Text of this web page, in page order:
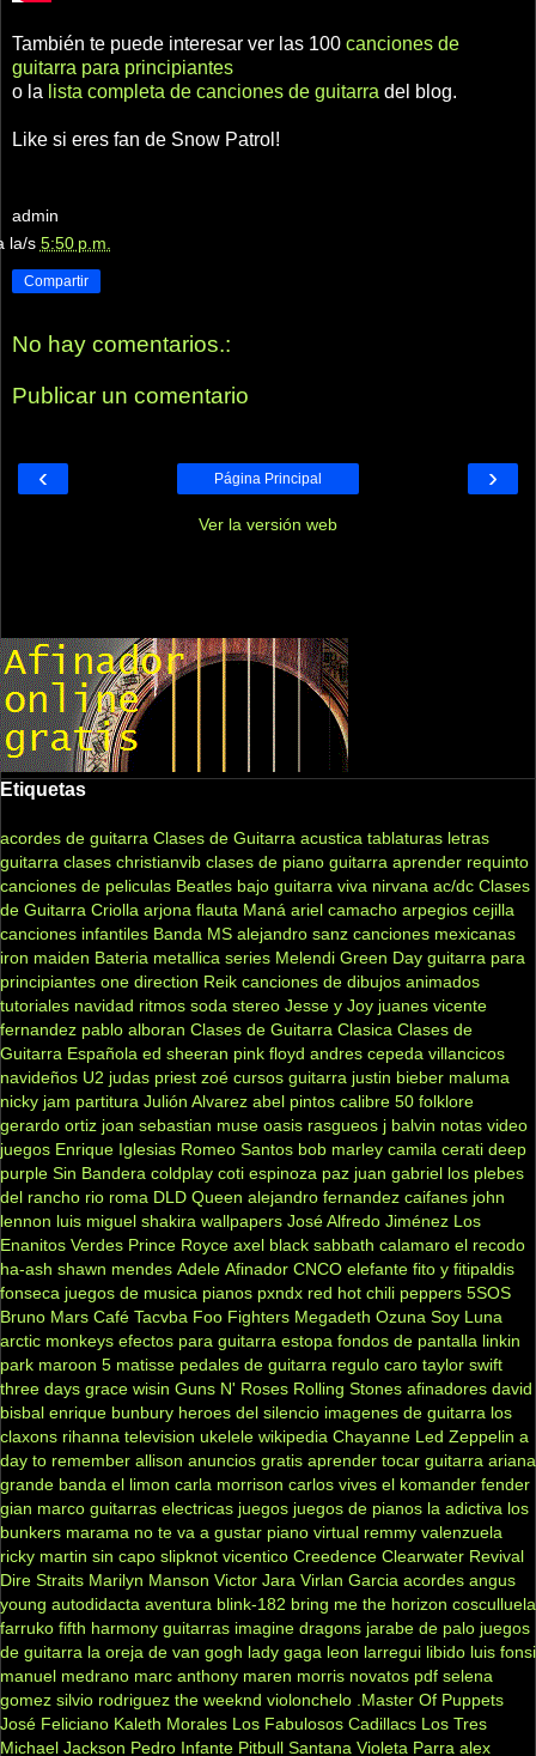
También te puede interesar ver las 100 canciones de
guitarra para principiantes
o la lista completa de canciones de guitarra del blog.
Like si eres fan de Snow Patrol!
admin
la/s 5:50 p.m.
Compartir
No hay comentarios.:
Publicar un comentario
‹ ›
Página Principal
Ver la versión web
Etiquetas
acordes de guitarra Clases de Guitarra acustica tablaturas letras
guitarra clases christianvib clases de piano guitarra aprender requinto
canciones de peliculas Beatles bajo guitarra viva nirvana ac/dc Clases
de Guitarra Criolla arjona flauta Maná ariel camacho arpegios cejilla
canciones infantiles Banda MS alejandro sanz canciones mexicanas
iron maiden Bateria metallica series Melendi Green Day guitarra para
principiantes one direction Reik canciones de dibujos animados
tutoriales navidad ritmos soda stereo Jesse y Joy juanes vicente
fernandez pablo alboran Clases de Guitarra Clasica Clases de
Guitarra Española ed sheeran pink floyd andres cepeda villancicos
navideños U2 judas priest zoé cursos guitarra justin bieber maluma
nicky jam partitura Julión Alvarez abel pintos calibre 50 folklore
gerardo ortiz joan sebastian muse oasis rasgueos j balvin notas video
juegos Enrique Iglesias Romeo Santos bob marley camila cerati deep
purple Sin Bandera coldplay coti espinoza paz juan gabriel los plebes
del rancho rio roma DLD Queen alejandro fernandez caifanes john
lennon luis miguel shakira wallpapers José Alfredo Jiménez Los
Enanitos Verdes Prince Royce axel black sabbath calamaro el recodo
ha-ash shawn mendes Adele Afinador CNCO elefante fito y fitipaldis
fonseca juegos de musica pianos pxndx red hot chili peppers 5SOS
Bruno Mars Café Tacvba Foo Fighters Megadeth Ozuna Soy Luna
arctic monkeys efectos para guitarra estopa fondos de pantalla linkin
park maroon 5 matisse pedales de guitarra regulo caro taylor swift
three days grace wisin Guns N' Roses Rolling Stones afinadores david
bisbal enrique bunbury heroes del silencio imagenes de guitarra los
claxons rihanna television ukelele wikipedia Chayanne Led Zeppelin a
day to remember allison anuncios gratis aprender tocar guitarra ariana
grande banda el limon carla morrison carlos vives el komander fender
gian marco guitarras electricas juegos juegos de pianos la adictiva los
bunkers marama no te va a gustar piano virtual remmy valenzuela
ricky martin sin capo slipknot vicentico Creedence Clearwater Revival
Dire Straits Marilyn Manson Victor Jara Virlan Garcia acordes angus
young autodidacta aventura blink-182 bring me the horizon cosculluela
farruko fifth harmony guitarras imagine dragons jarabe de palo juegos
de guitarra la oreja de van gogh lady gaga leon larregui libido luis fonsi
manuel medrano marc anthony maren morris novatos pdf selena
gomez silvio rodriguez the weeknd violonchelo .Master Of Puppets
José Feliciano Kaleth Morales Los Fabulosos Cadillacs Los Tres
Michael Jackson Pedro Infante Pitbull Santana Violeta Parra alex